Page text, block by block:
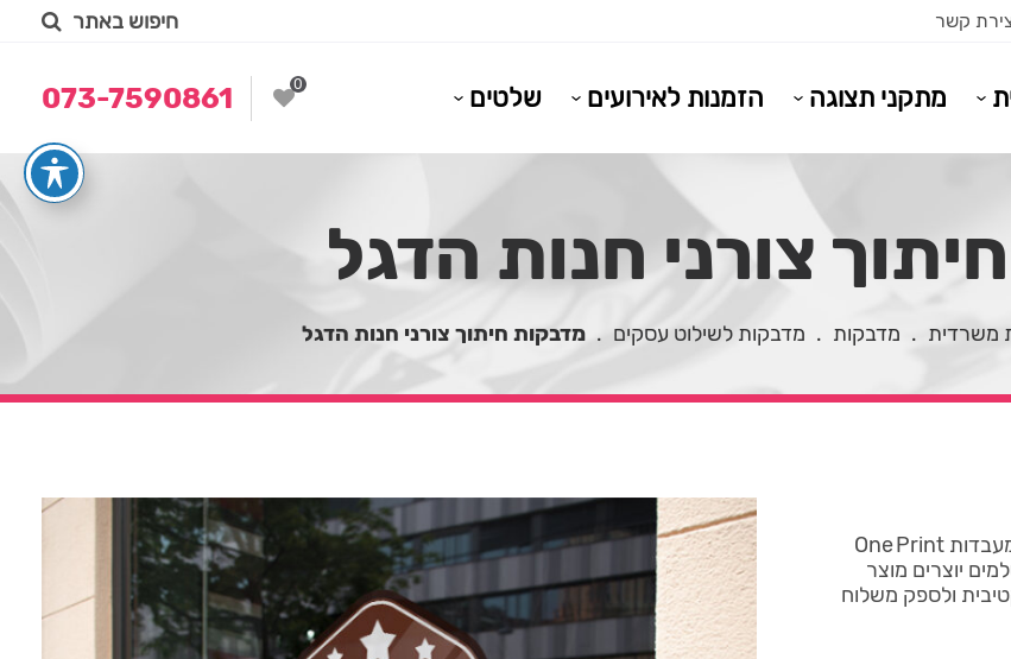
קשר חיפוש באתר
מתקני תצוגה הזמנות לאירועים שלטים 0
073-7590861
צורני חנות הדגל
משרדית . מדבקות . מדבקות לשילוט עסקים . מדבקות חיתוך צורני חנות הדגל
מדבקות חיתוך צורני חנות הדגל מודפס בטכנולוגיית UV חדישה במעבדות One Print
יוצרים מוצר
ולספק משלוח